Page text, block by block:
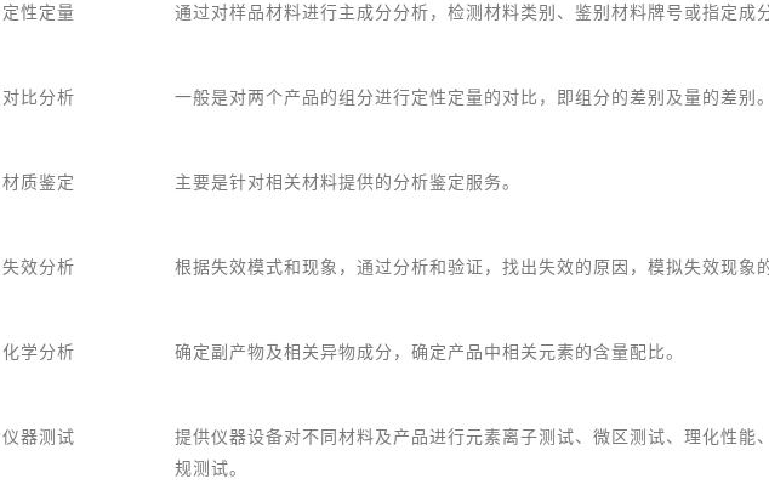
定性定量 通过对样品材料进行主成分分析，检测材料类别、鉴别材料牌号或指定成
对比分析 一般是对两个产品的组分进行定性定量的对比，即组分的差别及量的差别。
材质鉴定 主要是针对相关材料提供的分析鉴定服务。
失效分析 根据失效模式和现象，通过分析和验证，找出失效的原因，模拟失效现象
化学分析 确定副产物及相关异物成分，确定产品中相关元素的含量配比。
仪器测试
提供仪器设备对不同材料及产品进行元素离子测试、微区测试、理化性能
规测试。